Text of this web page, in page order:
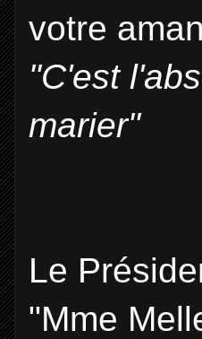
votre
"C'est
marier"
Le
"Mme